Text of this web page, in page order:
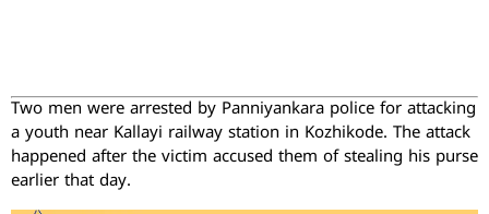
Two men were arrested by Panniyankara police for attacking
a youth near Kallayi railway station in Kozhikode. The attack
happened after the victim accused them of stealing his purse
earlier that day.